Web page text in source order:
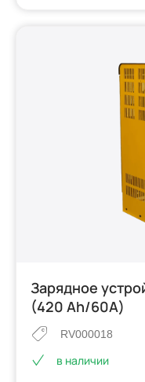
Зарядное
(420 Ah/60А)
RV000018
в наличии